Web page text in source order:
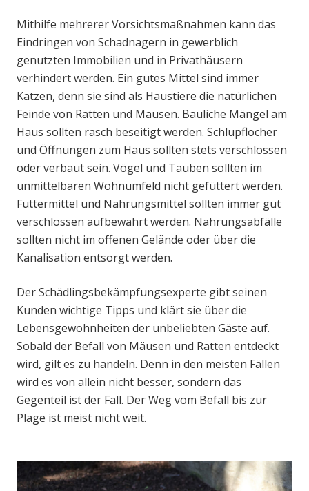
Mithilfe mehrerer Vorsichtsmaßnahmen kann das
Eindringen von Schadnagern in gewerblich
genutzten Immobilien und in Privathäusern
verhindert werden. Ein gutes Mittel sind immer
Katzen, denn sie sind als Haustiere die natürlichen
Feinde von Ratten und Mäusen. Bauliche Mängel am
Haus sollten rasch beseitigt werden. Schlupflöcher
und Öffnungen zum Haus sollten stets verschlossen
oder verbaut sein. Vögel und Tauben sollten im
unmittelbaren Wohnumfeld nicht gefüttert werden.
Futtermittel und Nahrungsmittel sollten immer gut
verschlossen aufbewahrt werden. Nahrungsabfälle
sollten nicht im offenen Gelände oder über die
Kanalisation entsorgt werden.
Der Schädlingsbekämpfungsexperte gibt seinen
Kunden wichtige Tipps und klärt sie über die
Lebensgewohnheiten der unbeliebten Gäste auf.
Sobald der Befall von Mäusen und Ratten entdeckt
wird, gilt es zu handeln. Denn in den meisten Fällen
wird es von allein nicht besser, sondern das
Gegenteil ist der Fall. Der Weg vom Befall bis zur
Plage ist meist nicht weit.